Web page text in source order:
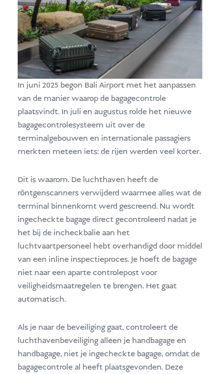
In juni 2025 begon Bali Airport met het aanpassen
van de manier waarop de bagagecontrole
plaatsvindt. In juli en augustus rolde het nieuwe
bagagecontrolesysteem uit over de
terminalgebouwen en internationale passagiers
merkten meteen iets: de rijen werden veel korter.
Dit is waarom. De luchthaven heeft de
röntgenscanners verwijderd waarmee alles wat de
terminal binnenkomt werd gescreend. Nu wordt
ingecheckte bagage direct gecontroleerd nadat je
het bij de incheckbalie aan het
luchtvaartpersoneel hebt overhandigd door middel
van een inline inspectieproces. Je hoeft de bagage
niet naar een aparte controlepost voor
veiligheidsmaatregelen te brengen. Het gaat
automatisch.
Als je naar de beveiliging gaat, controleert de
luchthavenbeveiliging alleen je handbagage en
handbagage, niet je ingecheckte bagage, omdat de
bagagecontrole al heeft plaatsgevonden. Deze